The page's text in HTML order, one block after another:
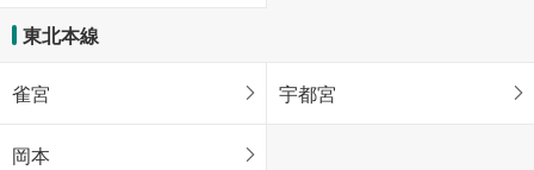
東北本線
雀宮 宇都宮
岡本